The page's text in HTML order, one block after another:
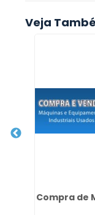
Veja
Compra de